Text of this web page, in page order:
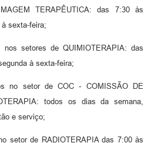
TERAPÊUTICA: das 7:30 às
sexta-feira;
nos setores de QUIMIOTERAPIA: das
à sexta-feira;
no setor de COC - COMISSÃO DE
todos os dias da semana,
e serviço;
setor de RADIOTERAPIA das 7:00 às